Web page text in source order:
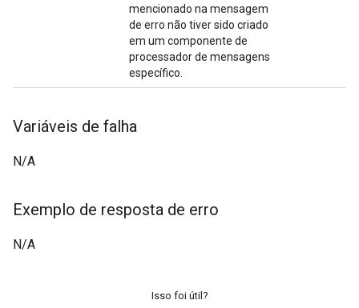
mencionado na mensagem
de erro não tiver sido criado
em um componente de
processador de mensagens
específico.
Variáveis de falha
N/A
Exemplo de resposta de erro
N/A
Isso foi útil?